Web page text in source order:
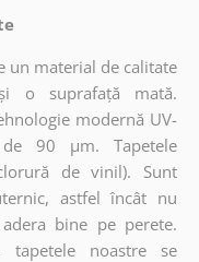
un material de calitate
o suprafață mată.
modernă UV-
90 µm. Tapetele
de vinil). Sunt
astfel încât nu
bine pe perete.
tapetele noastre se